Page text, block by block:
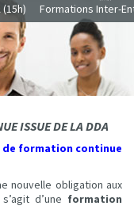
Formations Inter-
ISSUE DE LA DDA
de formation continue
nouvelle obligation aux
d’une formation